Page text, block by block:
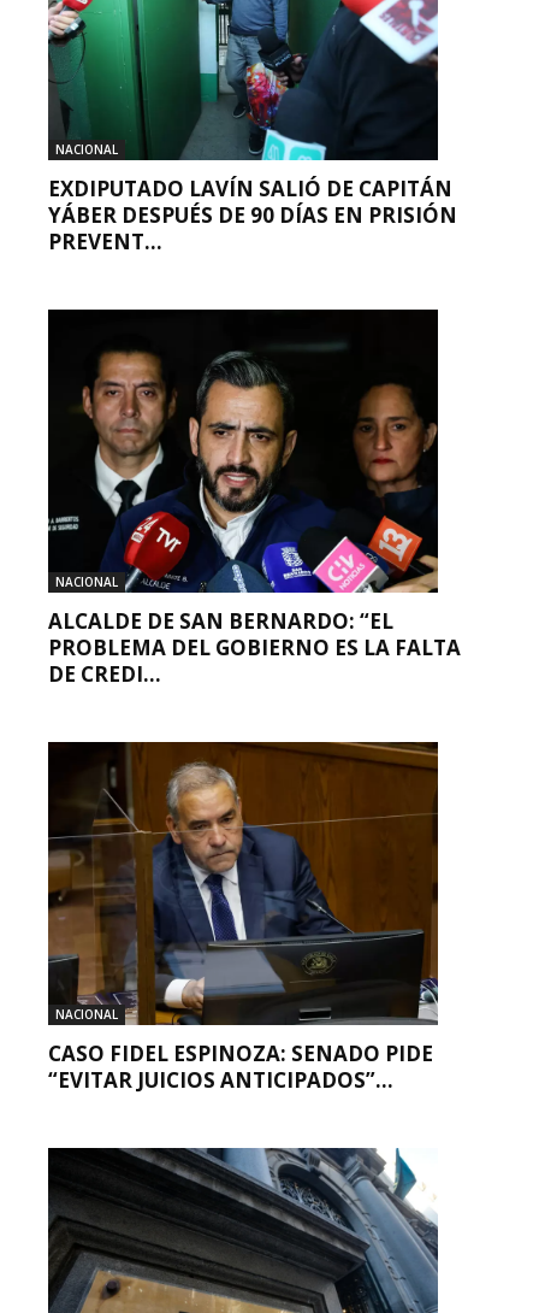
NACIONAL
EXDIPUTADO LAVÍN SALIÓ DE CAPITÁN
YÁBER DESPUÉS DE 90 DÍAS EN PRISIÓN
PREVENT...
NACIONAL
ALCALDE DE SAN BERNARDO: “EL
PROBLEMA DEL GOBIERNO ES LA FALTA
DE CREDI...
NACIONAL
CASO FIDEL ESPINOZA: SENADO PIDE
“EVITAR JUICIOS ANTICIPADOS”...